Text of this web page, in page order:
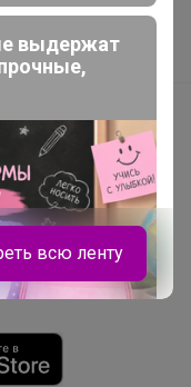
изображений
выдержат
всю ленту